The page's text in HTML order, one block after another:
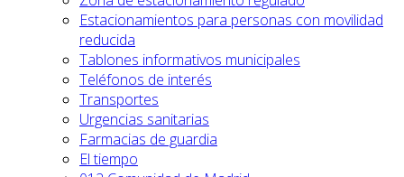
Estacionamientos para personas con movilidad
reducida
Tablones informativos municipales
Teléfonos de interés
Transportes
Urgencias sanitarias
Farmacias de guardia
El tiempo